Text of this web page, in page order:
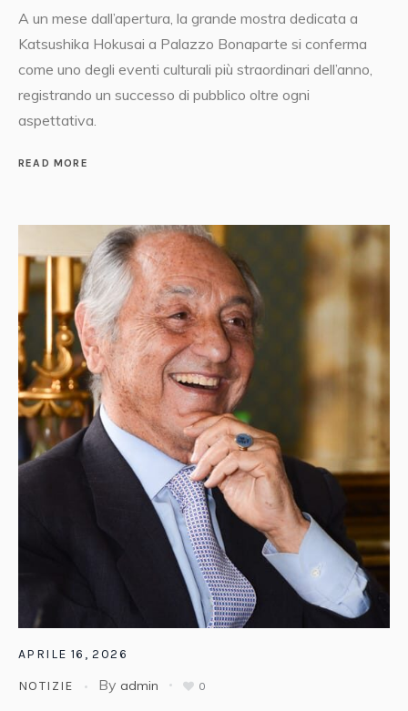
A un mese dall’apertura, la grande mostra dedicata a
Katsushika Hokusai a Palazzo Bonaparte si conferma
come uno degli eventi culturali più straordinari dell’anno,
registrando un successo di pubblico oltre ogni
aspettativa.
READ MORE
APRILE 16, 2026
NOTIZIE By admin 0